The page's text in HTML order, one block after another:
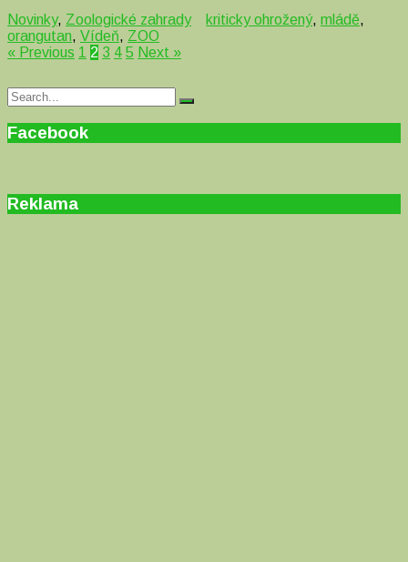
Novinky, Zoologické zahrady kriticky ohrožený, mládě,
orangutan, Vídeň, ZOO
« Previous 1 2 3 4 5 Next »
Search
for:
Search
Facebook
Reklama